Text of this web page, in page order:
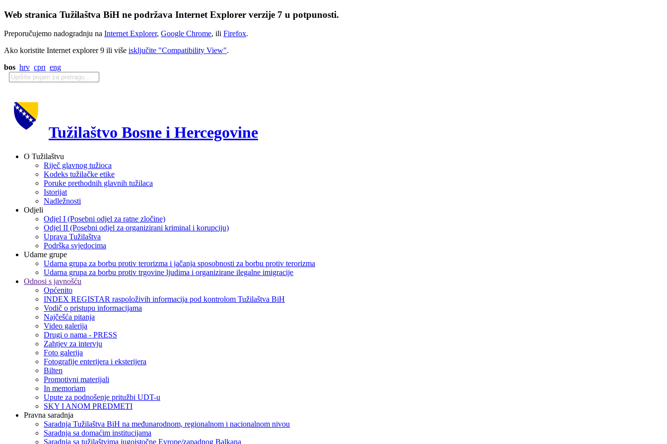
Web stranica Tužilaštva BiH ne podržava Internet Explorer verzije 7 u potpunosti.
Preporučujemo nadogradnju na Internet Explorer, Google Chrome, ili Firefox.
Ako koristite Internet explorer 9 ili više isključite "Compatibility View".
bos hrv срп eng
Tužilaštvo Bosne i Hercegovine
O Tužilaštvu
Riječ glavnog tužioca
Kodeks tužilačke etike
Poruke prethodnih glavnih tužilaca
Istorijat
Nadležnosti
Odjeli
Odjel I (Posebni odjel za ratne zločine)
Odjel II (Posebni odjel za organizirani kriminal i korupciju)
Uprava Tužilaštva
Podrška svjedocima
Udarne grupe
Udarna grupa za borbu protiv terorizma i jačanja sposobnosti za borbu protiv terorizma
Udarna grupa za borbu protiv trgovine ljudima i organizirane ilegalne imigracije
Odnosi s javnošću
Općenito
INDEX REGISTAR raspoloživih informacija pod kontrolom Tužilaštva BiH
Vodič o pristupu informacijama
Najčešća pitanja
Video galerija
Drugi o nama - PRESS
Zahtjev za intervju
Foto galerija
Fotografije enterijera i eksterijera
Bilten
Promotivni materijali
In memoriam
Upute za podnošenje pritužbi UDT-u
SKY I ANOM PREDMETI
Pravna saradnja
Saradnja Tužilaštva BiH na međunarodnom, regionalnom i nacionalnom nivou
Saradnja sa domaćim institucijama
Saradnja sa tužilaštvima jugoistočne Evrope/zapadnog Balkana